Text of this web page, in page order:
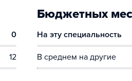
0
12
Бюджетных
На эту специальность
В среднем на другие